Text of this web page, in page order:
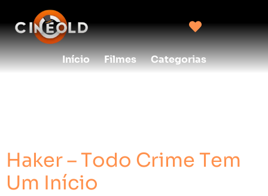
Início Filmes Categorias
Haker – Todo Crime Tem
Um Início